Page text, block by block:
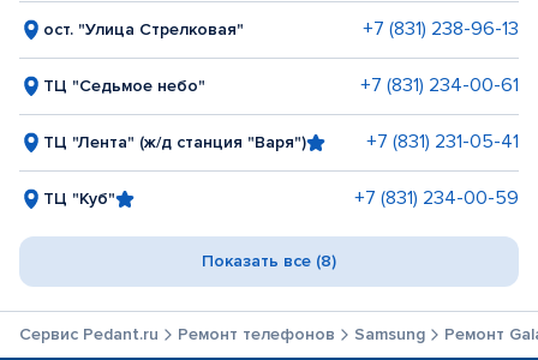
ост. "Улица Стрелковая" +7 (831) 238-96-13
ТЦ "Седьмое небо" +7 (831) 234-00-61
ТЦ "Лента" (ж/д станция "Варя") +7 (831) 231-05-41
ТЦ "Куб" +7 (831) 234-00-59
Показать все (8)
Сервис Pedant.ru Ремонт телефонов Samsung Ремонт